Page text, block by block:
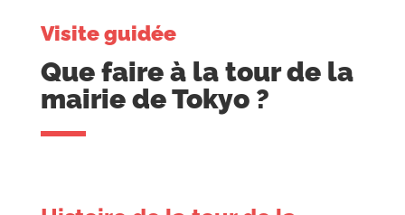
Visite guidée
Que faire à la tour de la
mairie de Tokyo ?